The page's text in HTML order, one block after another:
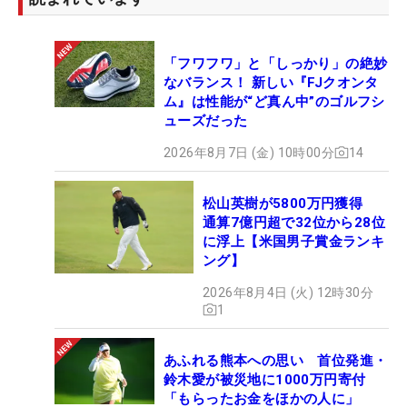
「フワフワ」と「しっかり」の絶妙
なバランス！ 新しい『FJクオンタ
ム』は性能が“ど真ん中”のゴルフシ
ューズだった
2026年8月7日 (金) 10時00分 14
松山英樹が5800万円獲得
通算7億円超で32位から28位
に浮上【米国男子賞金ランキ
ング】
2026年8月4日 (火) 12時30分
1
あふれる熊本への思い 首位発進・
鈴木愛が被災地に1000万円寄付
「もらったお金をほかの人に」